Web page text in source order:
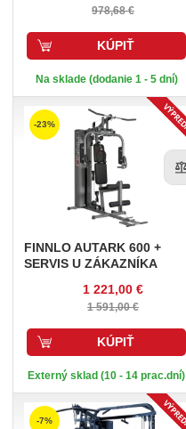
978,68 €
KÚPIŤ
Na sklade (dodanie 1 - 5 dní)
-23%
FINNLOAUTARK 600 +
SERVIS U ZÁKAZNÍKA
1 221,00 €
1 591,00 €
KÚPIŤ
Externý sklad (10 - 14 prac.dní)
-7%